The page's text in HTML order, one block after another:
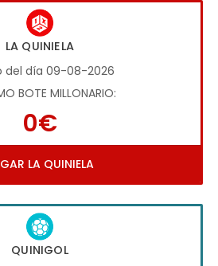
LA QUINIELA
del día 09-08-2026
BOTE MILLONARIO:
0€
LA QUINIELA
QUINIGOL